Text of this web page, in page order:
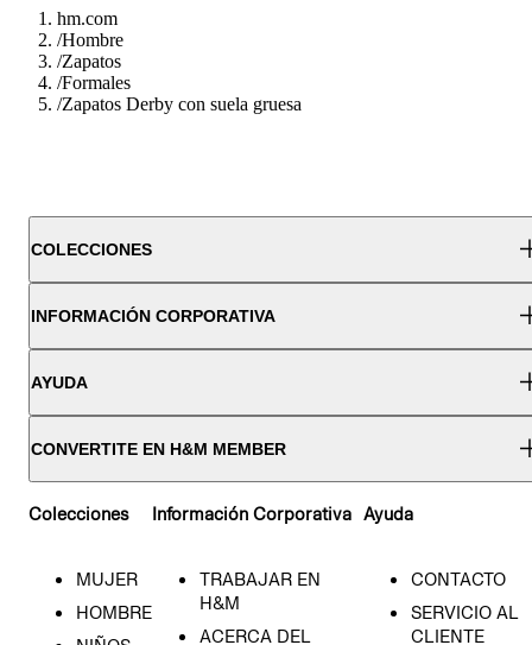
hm.com
/Hombre
/Zapatos
/Formales
/Zapatos Derby con suela gruesa
COLECCIONES
INFORMACIÓN CORPORATIVA
AYUDA
CONVERTITE EN H&M MEMBER
Colecciones
MUJER
HOMBRE
Información Corporativa
TRABAJAR EN
H&M
ACERCA DEL
Ayuda
CONTACTO
SERVICIO AL
CLIENTE